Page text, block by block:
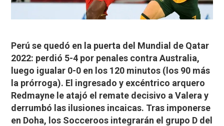
Perú se quedó en la puerta del Mundial de Qatar
2022: perdió 5-4 por penales contra Australia,
luego igualar 0-0 en los 120 minutos (los 90 más
la prórroga). El ingresado y excéntrico arquero
Redmayne le atajó el remate decisivo a Valera y
derrumbó las ilusiones incaicas. Tras imponerse
en Doha, los Socceroos integrarán el grupo D del